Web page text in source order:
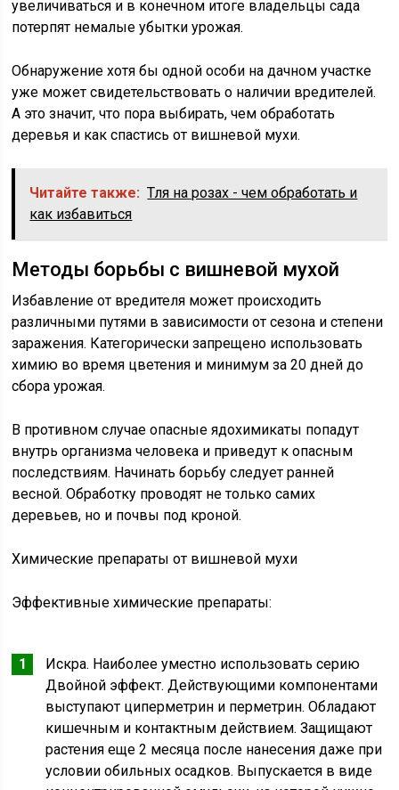
увеличиваться и в конечном итоге владельцы сада
потерпят немалые убытки урожая.
Обнаружение хотя бы одной особи на дачном участке
уже может свидетельствовать о наличии вредителей.
А это значит, что пора выбирать, чем обработать
деревья и как спастись от вишневой мухи.
Читайте также: Тля на розах - чем обработать и
как избавиться
Методы борьбы с вишневой мухой
Избавление от вредителя может происходить
различными путями в зависимости от сезона и степени
заражения. Категорически запрещено использовать
химию во время цветения и минимум за 20 дней до
сбора урожая.
В противном случае опасные ядохимикаты попадут
внутрь организма человека и приведут к опасным
последствиям. Начинать борьбу следует ранней
весной. Обработку проводят не только самих
деревьев, но и почвы под кроной.
Химические препараты от вишневой мухи
Эффективные химические препараты:
Искра. Наиболее уместно использовать серию
Двойной эффект. Действующими компонентами
выступают циперметрин и перметрин. Обладают
кишечным и контактным действием. Защищают
растения еще 2 месяца после нанесения даже при
условии обильных осадков. Выпускается в виде